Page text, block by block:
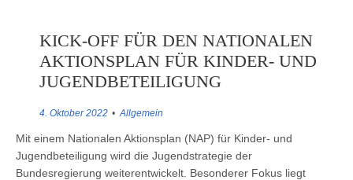
Geschichte
Fortbildungen
Praxismaterialien und Infothek
KindGeRecht! – Stärkung des
Actionbound Kinderrechte
Lauf für Kinderrechte Hessen 2020
KICK-OFF FÜR DEN NATIONALEN
AKTIONSPLAN FÜR KINDER- UND
JUGENDBETEILIGUNG
4. Oktober 2022 Allgemein
Mit einem Nationalen Aktionsplan (NAP) für Kinder- und
Jugendbeteiligung wird die Jugendstrategie der
Bundesregierung weiterentwickelt. Besonderer Fokus liegt